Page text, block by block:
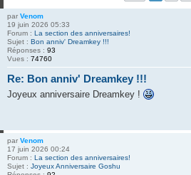
par Venom
19 juin 2026 05:33
Forum : La section des anniversaires!
Sujet : Bon anniv' Dreamkey !!!
Réponses : 93
Vues : 74760
Re: Bon anniv' Dreamkey !!!
Joyeux anniversaire Dreamkey !
par Venom
17 juin 2026 00:24
Forum : La section des anniversaires!
Sujet : Joyeux Anniversaire Goshu